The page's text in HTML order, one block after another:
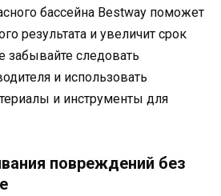
бассейна Bestway поможет
результата и увеличит срок
забывайте следовать
и использовать
и инструменты для
повреждений без